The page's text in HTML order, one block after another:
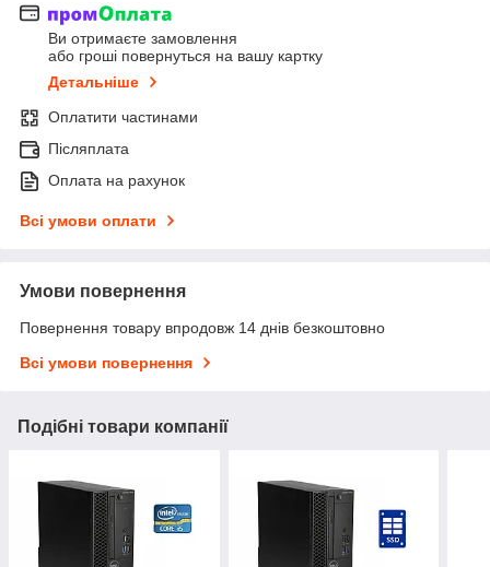
Ви отримаєте замовлення
або гроші повернуться на вашу картку
Детальніше
Оплатити частинами
Післяплата
Оплата на рахунок
Всі умови оплати
Умови повернення
Повернення товару впродовж 14 днів безкоштовно
Всі умови повернення
Подібні товари компанії